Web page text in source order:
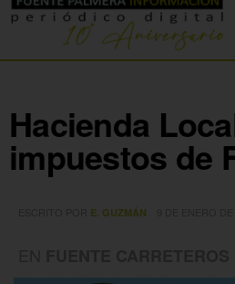
Hacienda
impuestos de
E. GUZMÁN